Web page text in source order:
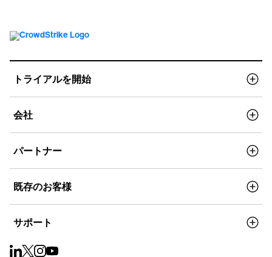
トライアルを開始
会社
パートナー
既存のお客様
サポート